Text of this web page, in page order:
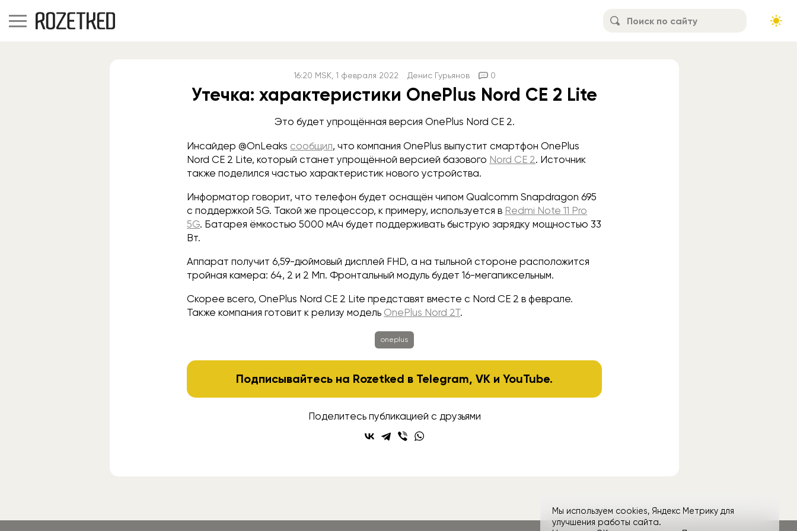
16:20 MSK, 1 февраля 2022 Денис Гурьянов 0
Утечка: характеристики OnePlus Nord CE 2 Lite
Это будет упрощённая версия OnePlus Nord CE 2.
Инсайдер @OnLeaks сообщил, что компания OnePlus выпустит смартфон OnePlus
Nord CE 2 Lite, который станет упрощённой версией базового Nord CE 2. Источник
также поделился частью характеристик нового устройства.
Информатор говорит, что телефон будет оснащён чипом Qualcomm Snapdragon 695
с поддержкой 5G. Такой же процессор, к примеру, используется в Redmi Note 11 Pro
5G. Батарея ёмкостью 5000 мАч будет поддерживать быструю зарядку мощностью 33
Вт.
Аппарат получит 6,59-дюймовый дисплей FHD, а на тыльной стороне расположится
тройная камера: 64, 2 и 2 Мп. Фронтальный модуль будет 16-мегапиксельным.
Скорее всего, OnePlus Nord CE 2 Lite представят вместе с Nord CE 2 в феврале.
Также компания готовит к релизу модель OnePlus Nord 2T.
oneplus
Подписывайтесь на Rozetked в Telegram,VK иYouTube.
Поделитесь публикацией с друзьями
Мы используем cookies, Яндекс Метрику для
улучшения работы сайта.